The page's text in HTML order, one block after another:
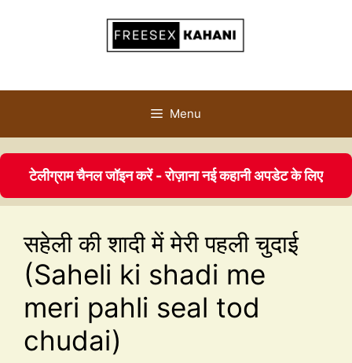
Menu
टेलीग्राम चैनल जॉइन करें - रोज़ाना नई कहानी अपडेट के लिए
सहेली की शादी में मेरी पहली चुदाई
(Saheli ki shadi me
meri pahli seal tod
chudai)